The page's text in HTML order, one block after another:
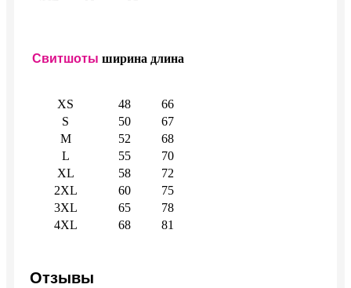
Свитшоты ширина длина
XS 48
66
S
50
67
M
52
68
L
55
70
XL
58
72
2XL
60
75
3XL
65
78
4XL
68 81
Отзывы